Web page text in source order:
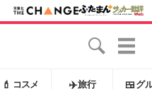
💄 コスメ ✈️旅行 🍱 グ